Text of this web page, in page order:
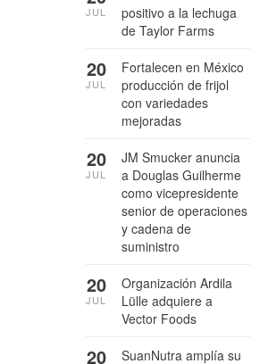
positivo a la lechuga
de Taylor Farms
JUL
Fortalecen en México
producción de frijol
con variedades
mejoradas
20
JUL
JM Smucker anuncia
a Douglas Guilherme
como vicepresidente
senior de operaciones
y cadena de
suministro
20
JUL
Organización Ardila
Lülle adquiere a
Vector Foods
20
JUL
SuanNutra amplía su
20